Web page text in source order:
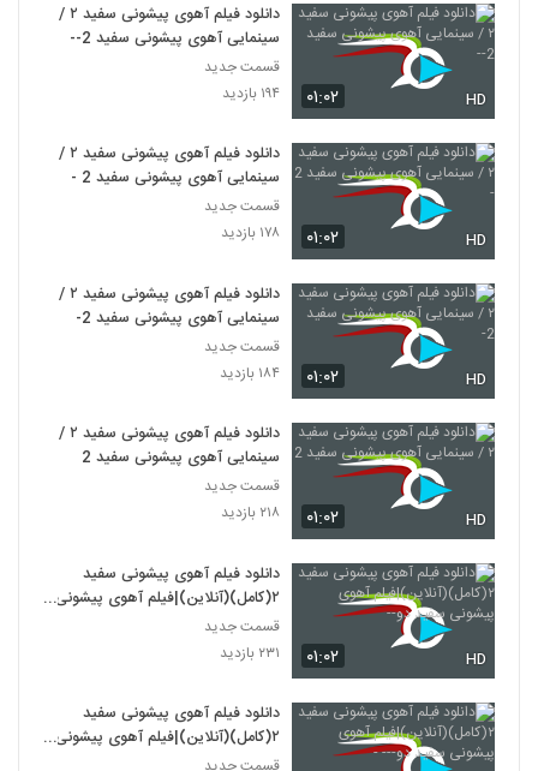
۰۱:۰۲ HD
دانلود فیلم آهوی پیشونی سفید ۲ /
سینمایی آهوی پیشونی سفید 2--
قسمت جدید
۱۹۴ بازدید
۰۱:۰۲ HD
دانلود فیلم آهوی پیشونی سفید ۲ /
سینمایی آهوی پیشونی سفید 2 -
قسمت جدید
۱۷۸ بازدید
۰۱:۰۲ HD
دانلود فیلم آهوی پیشونی سفید ۲ /
سینمایی آهوی پیشونی سفید 2-
قسمت جدید
۱۸۴ بازدید
۰۱:۰۲ HD
دانلود فیلم آهوی پیشونی سفید ۲ /
سینمایی آهوی پیشونی سفید 2
قسمت جدید
۲۱۸ بازدید
۰۱:۰۲ HD
دانلود فیلم آهوی پیشونی سفید
۲(کامل)(آنلاین)|فیلم آهوی پیشونی
سفید دو--
قسمت جدید
۲۳۱ بازدید
دانلود فیلم آهوی پیشونی سفید
۲(کامل)(آنلاین)|فیلم آهوی پیشونی
سفید دو--- -